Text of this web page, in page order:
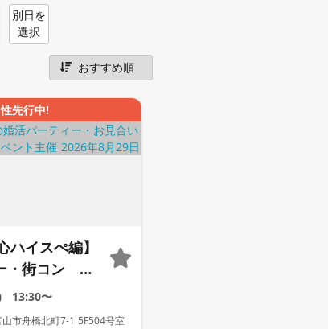
別日を
選択
先行中!
ハイスぺ編】
・街コン ～
13:30〜
市舟橋北町7-1 5F504号室